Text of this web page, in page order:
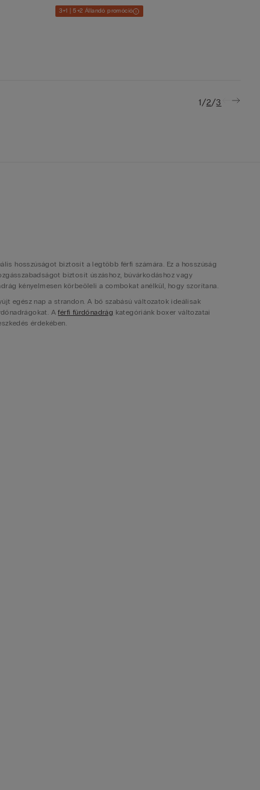
3+1 | 5+2 Állandó promóció
1/2/3
hosszúságot biztosít a legtöbb férfi számára. Ez a hosszúság
biztosít úszáshoz, búvárkodáshoz vagy
kényelmesen körbeöleli a combokat anélkül, hogy szorítana.
egész nap a strandon. A bő szabású változatok ideálisak
Aférfi fürdőnadrág kategóriánk boxer változatai
érdekében.